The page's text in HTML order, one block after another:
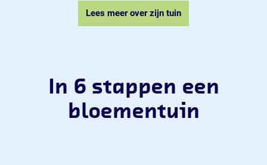
Lees meer over zijn tuin
In 6 stappen een
bloementuin